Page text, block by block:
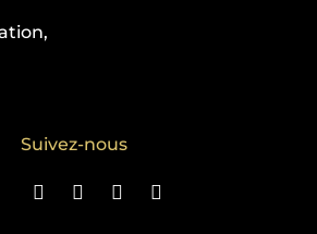
Suivez-nous